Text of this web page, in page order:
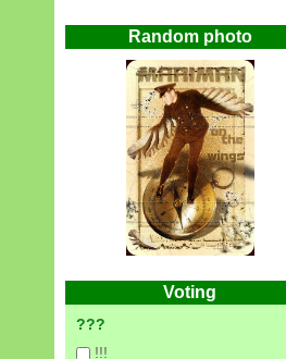
Random photo
Voting
???
!!!